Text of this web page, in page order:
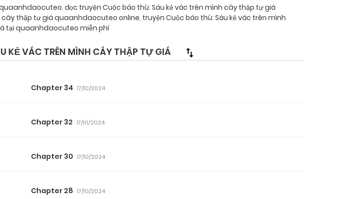
quaanhdaocuteo, đọc truyện Cuộc báo thù: Sáu kẻ vác trên mình cây thập tự giá
cây thập tự giá quaanhdaocuteo online, truyện Cuộc báo thù: Sáu kẻ vác trên mình
tại quaanhdaocuteo miễn phí
KẺ VÁC TRÊN MÌNH CÂY THẬP TỰ GIÁ
Chapter 34 17/10/2024
Chapter 32 17/10/2024
Chapter 30 17/10/2024
Chapter 28 17/10/2024